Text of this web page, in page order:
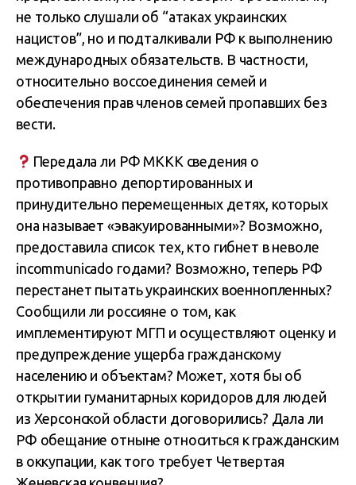
не только слушали об “атаках украинских
нацистов”, но и подталкивали РФ к выполнению
международных обязательств. В частности,
относительно воссоединения семей и
обеспечения прав членов семей пропавших без
вести.
Передала ли РФ МККК сведения о
противоправно депортированных и
принудительно перемещенных детях, которых
она называет «эвакуированными»? Возможно,
предоставила список тех, кто гибнет в неволе
incommunicado годами? Возможно, теперь РФ
перестанет пытать украинских военнопленных?
Сообщили ли россияне о том, как
имплементируют МГП и осуществляют оценку и
предупреждение ущерба гражданскому
населению и объектам? Может, хотя бы об
открытии гуманитарных коридоров для людей
из Херсонской области договорились? Дала ли
РФ обещание отныне относиться к гражданским
в оккупации, как того требует Четвертая